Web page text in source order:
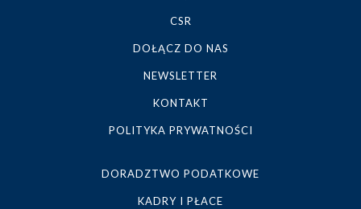
CSR
DOŁĄCZ DO NAS
NEWSLETTER
KONTAKT
POLITYKA PRYWATNOŚCI
DORADZTWO PODATKOWE
KADRY I PŁACE